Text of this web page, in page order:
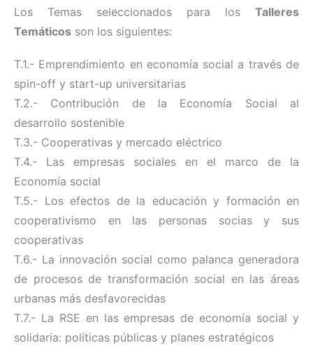
Los Temas seleccionados para los Talleres
Temáticos son los siguientes:
T.1.- Emprendimiento en economía social a través de
spin-off y start-up universitarias
T.2.- Contribución de la Economía Social al
desarrollo sostenible
T.3.- Cooperativas y mercado eléctrico
T.4.- Las empresas sociales en el marco de la
Economía social
T.5.- Los efectos de la educación y formación en
cooperativismo en las personas socias y sus
cooperativas
T.6.- La innovación social como palanca generadora
de procesos de transformación social en las áreas
urbanas más desfavorecidas
T.7.- La RSE en las empresas de economía social y
solidaria: políticas públicas y planes estratégicos